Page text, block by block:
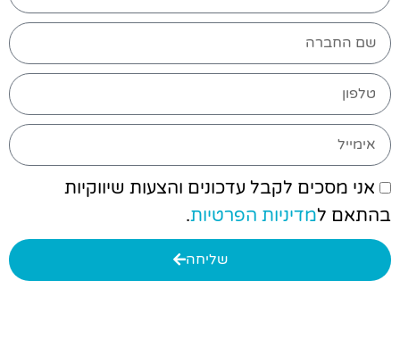
אני מסכים לקבל עדכונים והצעות שיווקיות
בהתאם למדיניות הפרטיות.
שליחה